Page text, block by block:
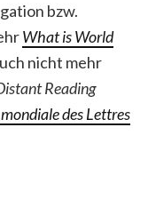
bzw.
What is World
nicht mehr
Reading
des Lettres